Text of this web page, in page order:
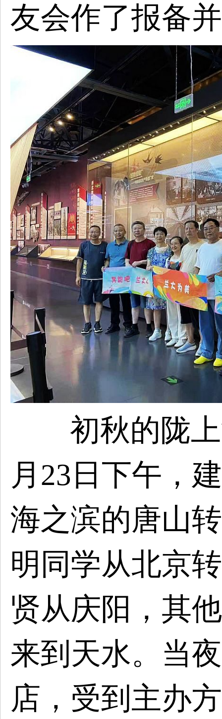
友会作了报备
初秋的陇
月23日下午，
海之滨的唐山
明同学从北京
贤从庆阳，其
来到天水。当
店，受到主办